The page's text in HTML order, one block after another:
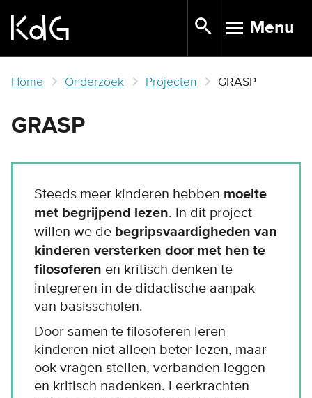
main
TOGGLE
Menu
Home Onderzoek Projecten GRASP
GRASP
Steeds meer kinderen hebben moeite
met begrijpend lezen. In dit project
willen we de begripsvaardigheden van
kinderen versterken door met hen te
filosoferen en kritisch denken te
integreren in de didactische aanpak
van basisscholen.
Door samen te filosoferen leren
kinderen niet alleen beter lezen, maar
ook vragen stellen, verbanden leggen
en kritisch nadenken. Leerkrachten